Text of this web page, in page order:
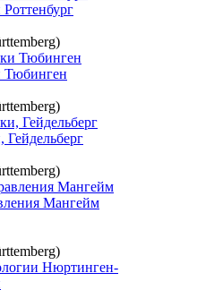
Тюбинген
Гейдельберг
Мангейм